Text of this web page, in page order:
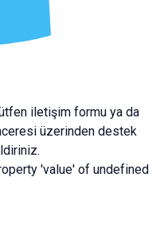
iletişim formu ya da
üzerinden destek
'value' of undefined